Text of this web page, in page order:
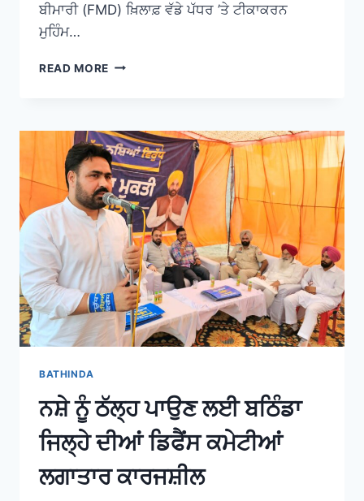
ਬੀਮਾਰੀ (FMD) ਖ਼ਿਲਾਫ਼ ਵੱਡੇ ਪੱਧਰ ’ਤੇ ਟੀਕਾਕਰਨ
ਮੁਹਿੰਮ…
READ MORE
BATHINDA
ਨਸ਼ੇ ਨੂੰ ਠੱਲ੍ਹ ਪਾਉਣ ਲਈ ਬਠਿੰਡਾ
ਜਿਲ੍ਹੇ ਦੀਆਂ ਡਿਫੈਂਸ ਕਮੇਟੀਆਂ
ਲਗਾਤਾਰ ਕਾਰਜਸ਼ੀਲ